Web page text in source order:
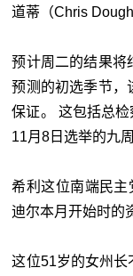
道蒂（Chris
预计周二的结果将
预测的初选季节，
保证。 这包括总
11月8日选举的九周
希利这位南端民
迪尔本月开始时的
这位51岁的女州长